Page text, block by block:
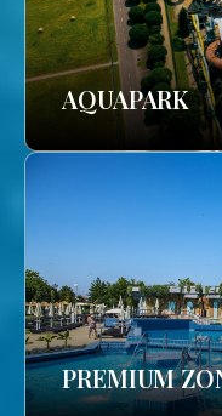
AQUAPARK
PREMIUM